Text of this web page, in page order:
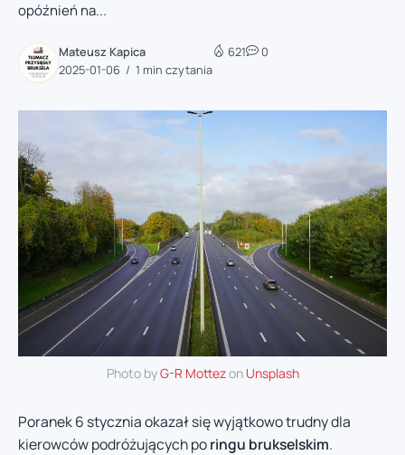
opóźnień na...
Mateusz Kapica
2025-01-06
1 min czytania
621 0
Photo byG-R Mottezon Unsplash
Poranek 6 stycznia okazał się wyjątkowo trudny dla
kierowców podróżujących poringu brukselskim.